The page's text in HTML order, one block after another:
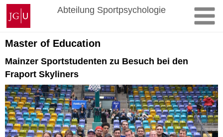
Zum
Inhalt
springen
Johannes
Gutenberg-
Universität
Mainz
Abteilung Sportpsychologie
Master of Education
Mainzer Sportstudenten zu Besuch bei den
Fraport Skyliners